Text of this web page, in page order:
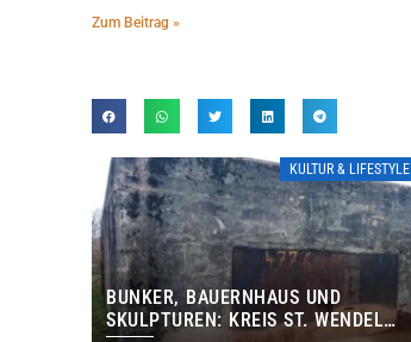
Zum Beitrag »
KULTUR & LIFESTYLE
BUNKER, BAUERNHAUS UND
SKULPTUREN: KREIS ST. WENDEL